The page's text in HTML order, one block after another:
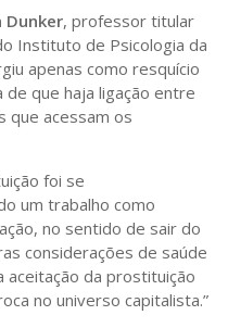
Dunker, professor titular
Instituto de Psicologia da
apenas como resquício
que haja ligação entre
que acessam os
foi se
um trabalho como
no sentido de sair do
considerações de saúde
aceitação da prostituição
no universo capitalista.”